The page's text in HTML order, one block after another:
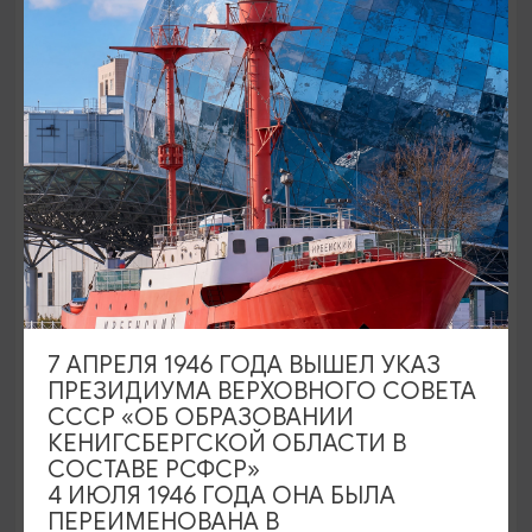
ОТ 500₽
80-ЛЕТИЕ КАЛИНИНГРАДСКОЙ ОБЛАСТИ
Калининград художественный: 80 лет
в красках и образах
07.02.2026 - 07.08.2026, 12:00
Калининград, Калининградский областной
историко-художественный музей
7 АПРЕЛЯ 1946 ГОДА ВЫШЕЛ УКАЗ
ПРЕЗИДИУМА ВЕРХОВНОГО СОВЕТА
СССР «ОБ ОБРАЗОВАНИИ
КЕНИГСБЕРГСКОЙ ОБЛАСТИ В
СОСТАВЕ РСФСР»
4 ИЮЛЯ 1946 ГОДА ОНА БЫЛА
ПЕРЕИМЕНОВАНА В